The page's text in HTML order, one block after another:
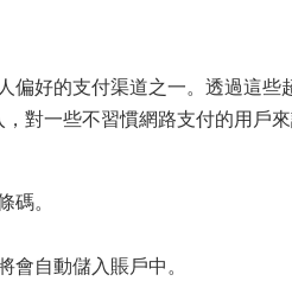
偏好的支付渠道之一。透過這些
對一些不習慣網路支付的用戶
碼。
會自動儲入賬戶中。